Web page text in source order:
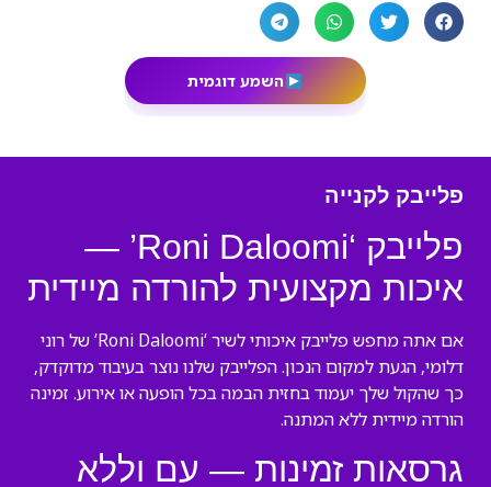
השמע דוגמית
פלייבק לקנייה
פלייבק ‘Roni Daloomi’ —
איכות מקצועית להורדה מיידית
אם אתה מחפש פלייבק איכותי לשיר ‘Roni Daloomi’ של רוני
דלומי, הגעת למקום הנכון. הפלייבק שלנו נוצר בעיבוד מדוקדק,
כך שהקול שלך יעמוד בחזית הבמה בכל הופעה או אירוע. זמינה
הורדה מיידית ללא המתנה.
גרסאות זמינות — עם וללא